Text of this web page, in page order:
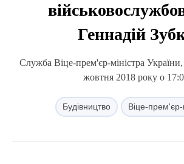
Геннадій
Служба Віце-прем'єр-міністра
жовтня 2018 року о
Будівництво Віце-прем'єр-